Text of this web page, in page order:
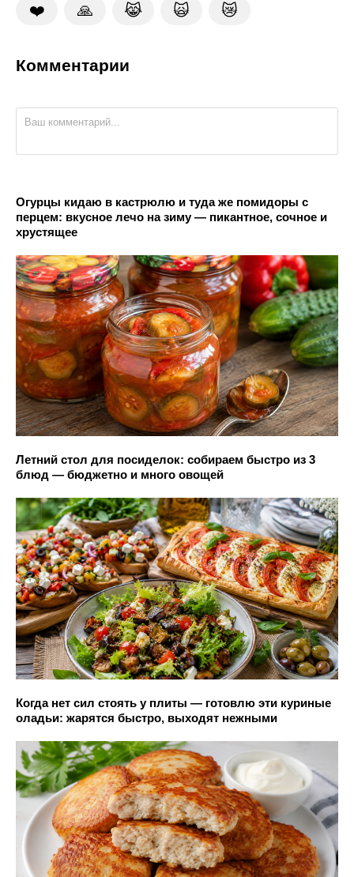
❤️ 🙏 😹 🙀 😿
Комментарии
Огурцы кидаю в кастрюлю и туда же помидоры с
перцем: вкусное лечо на зиму — пикантное, сочное и
хрустящее
Летний стол для посиделок: собираем быстро из 3
блюд — бюджетно и много овощей
Когда нет сил стоять у плиты — готовлю эти куриные
оладьи: жарятся быстро, выходят нежными